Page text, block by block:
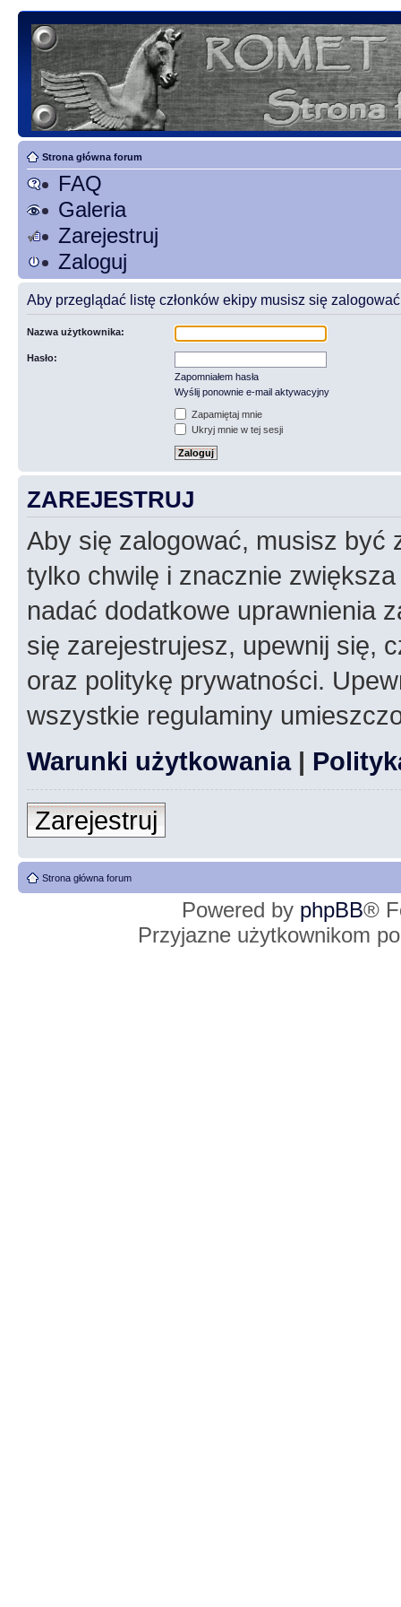
Strona główna forum
FAQ
Galeria
Zarejestruj
Zaloguj
Aby przeglądać listę członków ekipy musisz się
Nazwa użytkownika:
Hasło:
Zapomniałem hasła
Wyślij ponownie e-mail aktywacyjny
Zapamiętaj mnie
Ukryj mnie w tej sesji
ZAREJESTRUJ
Aby się zalogować, musisz być
tylko chwilę i znacznie
nadać dodatkowe uprawnienia
się zarejestrujesz, upewnij się,
oraz politykę prywatności.
wszystkie regulaminy
Warunki użytkowania|
Zarejestruj
Strona główna forum
Powered by phpBB®
Przyjazne użytkownikom